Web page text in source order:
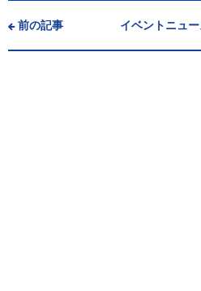
前の記事 イベントニュ